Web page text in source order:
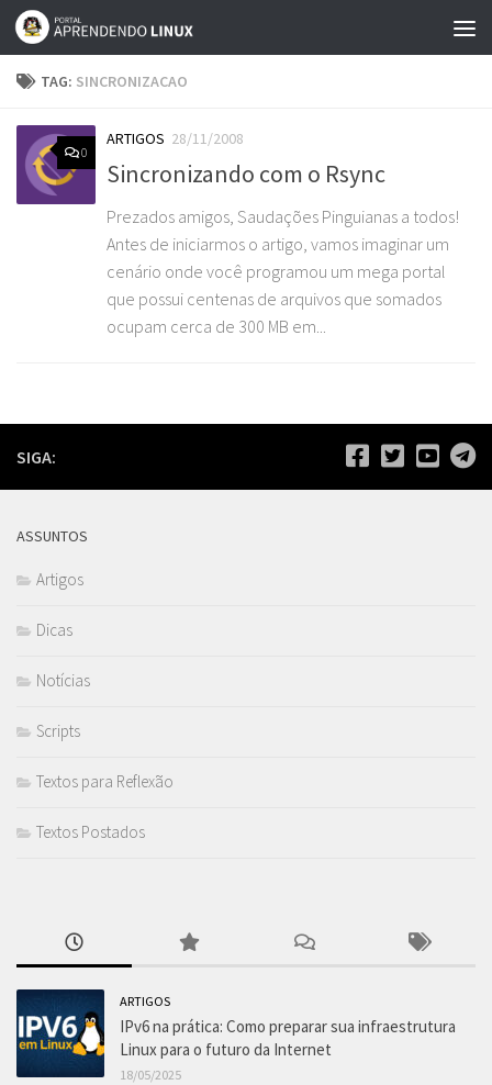
Skip to content
TAG: SINCRONIZACAO
0
ARTIGOS 28/11/2008
Sincronizando com o Rsync
Prezados amigos, Saudações Pinguianas a todos!
Antes de iniciarmos o artigo, vamos imaginar um
cenário onde você programou um mega portal
que possui centenas de arquivos que somados
ocupam cerca de 300 MB em...
SIGA:
ASSUNTOS
Artigos
Dicas
Notícias
Scripts
Textos para Reflexão
Textos Postados
ARTIGOS
IPv6 na prática: Como preparar sua infraestrutura
Linux para o futuro da Internet
18/05/2025